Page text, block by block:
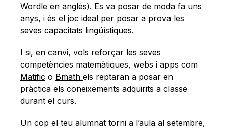
Wordle en anglès). Es va posar de moda fa uns
anys, i és el joc ideal per posar a prova les
seves capacitats lingüístiques.
I si, en canvi, vols reforçar les seves
competències matemàtiques, webs i apps com
Matific o Bmath els reptaran a posar en
pràctica els coneixements adquirits a classe
durant el curs.
Un cop el teu alumnat torni a l’aula al setembre,